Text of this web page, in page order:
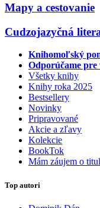
Mapy a cestovanie
Cudzojazyčná
Knihomoľský
Odporúčame pre
Všetky knihy
Knihy roka 2025
Bestsellery
Novinky
Pripravované
Akcie a zľavy
Kolekcie
BookTok
Mám záujem o titul
Top autori